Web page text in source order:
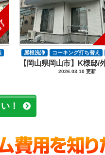
2026.03.10 更新
屋根洗浄 コーキング打ち替え
屋根塗装
！